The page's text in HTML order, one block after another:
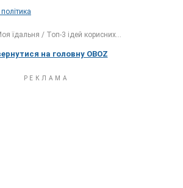
їдальня Топ-3 ідей корисних...
на головну OBOZ